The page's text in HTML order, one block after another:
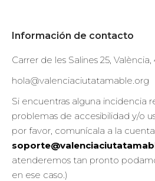
Información de contacto
Carrer de les Salines 25,
hola@valenciaciutatamable.org
Si encuentras alguna incidencia
problemas de accesibilidad y/o
por favor, comunícala a la
atenderemos tan pronto
en ese caso.)